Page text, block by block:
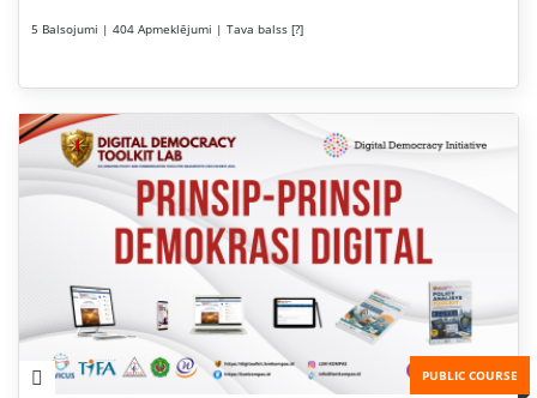
5 Balsojumi | 404 Apmeklējumi | Tava balss [?]
PUBLIC COURSE